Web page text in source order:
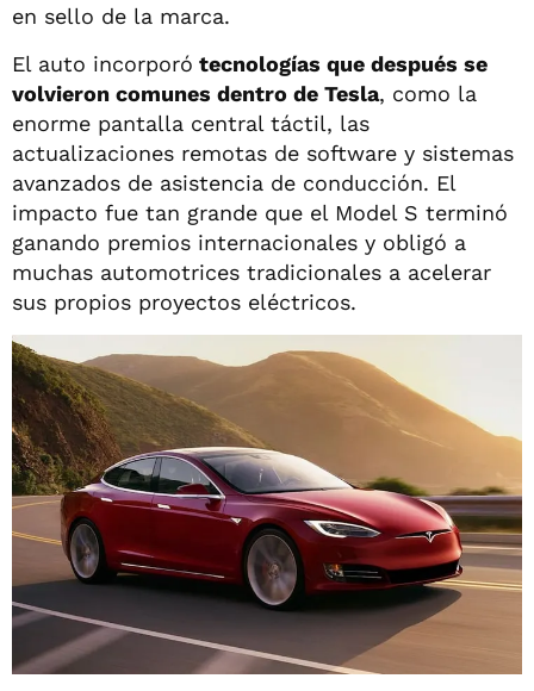
en sello de la marca.
El auto incorporó tecnologías que después se
volvieron comunes dentro de Tesla, como la
enorme pantalla central táctil, las
actualizaciones remotas de software y sistemas
avanzados de asistencia de conducción. El
impacto fue tan grande que el Model S terminó
ganando premios internacionales y obligó a
muchas automotrices tradicionales a acelerar
sus propios proyectos eléctricos.